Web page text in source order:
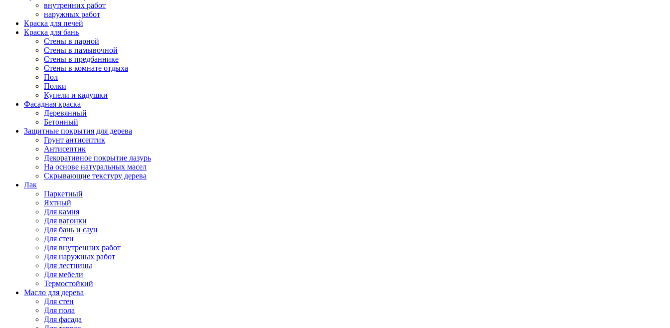
внутренних работ
наружных работ
Краска для печей
Краска для бань
Стены в парной
Стены в памывочной
Стены в предбаннике
Стены в комнате отдыха
Пол
Полки
Купели и кадушки
Фасадная краска
Деревянный
Бетонный
Защитные покрытия для дерева
Грунт антисептик
Антисептик
Декоративное покрытие лазурь
На основе натуральных масел
Скрывающие текстуру дерева
Лак
Паркетный
Яхтный
Для камня
Для вагонки
Для бань и саун
Для стен
Для внутренних работ
Для наружных работ
Для лестницы
Для мебели
Термостойкий
Масло для дерева
Для стен
Для пола
Для фасада